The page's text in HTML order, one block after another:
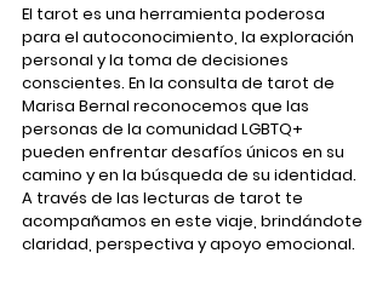
El tarot es una herramienta poderosa
para el autoconocimiento, la exploración
personal y la toma de decisiones
conscientes. En la consulta de tarot de
Marisa Bernal reconocemos que las
personas de la comunidad LGBTQ+
pueden enfrentar desafíos únicos en su
camino y en la búsqueda de su identidad.
A través de las lecturas de tarot te
acompañamos en este viaje, brindándote
claridad, perspectiva y apoyo emocional.